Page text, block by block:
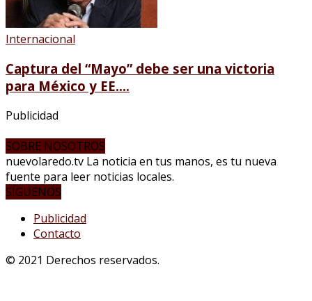
Internacional
Captura del “Mayo” debe ser una victoria
para México y EE....
Publicidad
SOBRE NOSOTROS
nuevolaredo.tv La noticia en tus manos, es tu nueva
fuente para leer noticias locales.
SÍGUENOS
Publicidad
Contacto
© 2021 Derechos reservados.